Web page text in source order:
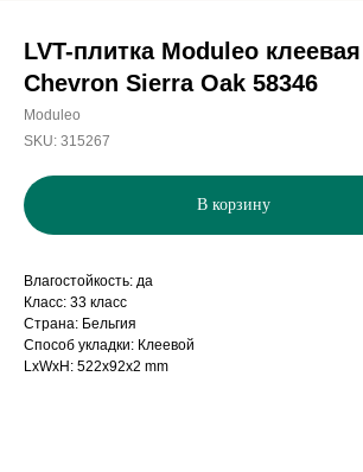
LVT-плитка Moduleo
Chevron Sierra Oak 58346
Moduleo
SKU: 315267
В корзину
Влагостойкость: да
Класс: 33 класс
Страна: Бельгия
Способ укладки: Клеевой
LxWxH: 522x92x2 mm